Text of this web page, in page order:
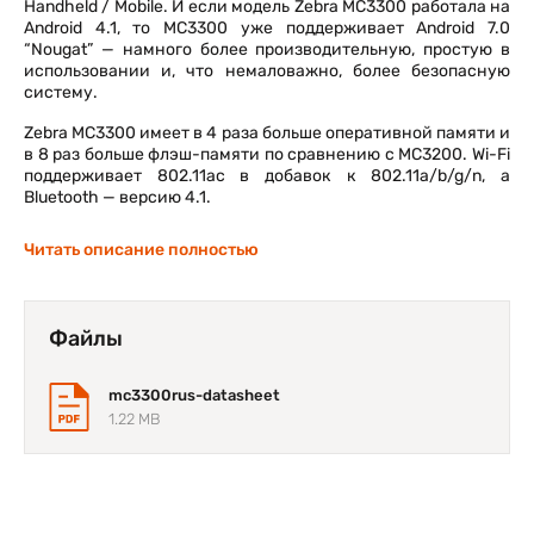
Handheld / Mobile. И если модель Zebra MC3300 работала на
Android 4.1, то MC3300 уже поддерживает Android 7.0
“Nougat” — намного более производительную, простую в
использовании и, что немаловажно, более безопасную
систему.
Zebra MC3300 имеет в 4 раза больше оперативной памяти и
в 8 раз больше флэш-памяти по сравнению с MC3200. Wi-Fi
поддерживает 802.11ac в добавок к 802.11a/b/g/n, а
Bluetooth — версию 4.1.
MC3200 оснащался маленьким 3” экраном с разрешением
пикселей.
С увеличением экрана немного изменился форм-фактор
немного толще (1,35” против 1”). Большинство
периферийных устройств, работавших с MC3200, будут
работать и с MC3300.
Читать описание полностью
Файлы
mc3300rus-datasheet
1.22 MB